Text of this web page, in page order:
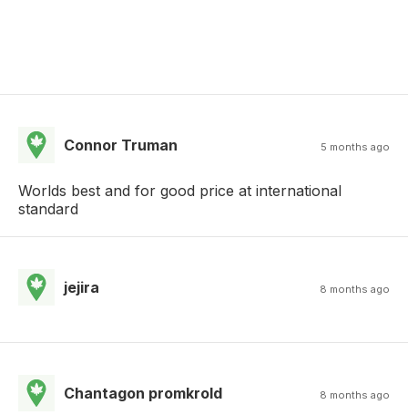
Connor Truman 5 months ago
Worlds best and for good price at international
standard
jejira 8 months ago
Chantagon promkrold 8 months ago